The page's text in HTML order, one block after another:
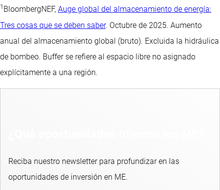
1 BloombergNEF, Auge global del almacenamiento de energía:
Tres cosas que se deben saber. Octubre de 2025. Aumento
anual del almacenamiento global (bruto). Excluida la hidráulica
de bombeo. Buffer se refiere al espacio libre no asignado
explícitamente a una región.
Reciba nuestro newsletter para profundizar en las
oportunidades de inversión en ME.